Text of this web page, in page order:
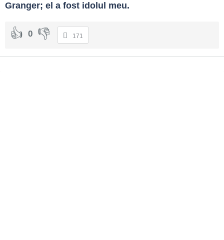
Granger; el a fost idolul meu.
0 171